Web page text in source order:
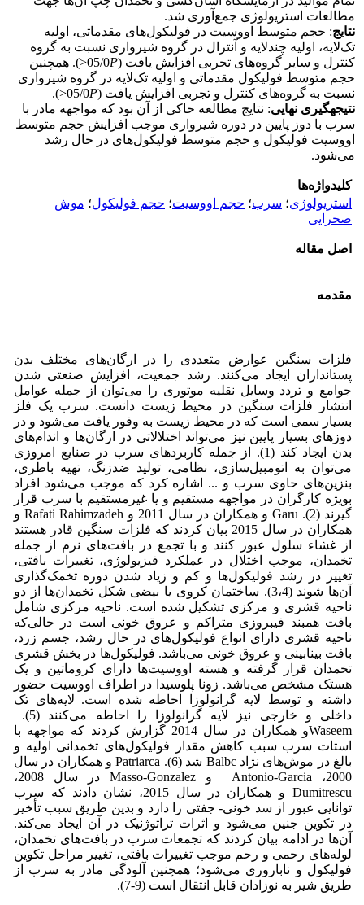
مطالعات استریولوژی جمع‌آوری شد.
نتایج: حجم متوسط اووسیت در فولیکول‌های مقدماتی، اولیه
تک‌لایه، اولیه چندلایه و آنترال در گروه شیرواری نسبت به گروه
کنترل و سایر گروه‌های تجربی افزایش یافت (05/0P
<). همچنین
حجم متوسط فولیکول مقدماتی و اولیه تک‌لایه در گروه شیرواری
نسبت به گروه‌های کنترل و تجربی افزایش یافت (05/0P
<).
نتیجه­گیری نهایی: نتایج مطالعه حاکی از آن بود که مواجهه مادر با
سرب با دوز پایین در دوره شیرواری موجب افزایش حجم متوسط
اووسیت فولیکول و حجم متوسط فولیکول‌های در حال رشد
می‌شود.
کلیدواژه‌ها
استریولوژی؛ سرب؛ حجم اووسیت؛ حجم فولیکول؛ موش
صحرایی
اصل مقاله
مقدمه
فلزات سنگین عوارض متعددی را در ارگان‌های مختلف بدن
پستانداران ایجاد می‌کنند. رشد جمعیت، افزایش صنعتی شدن
جوامع و تردد وسایل نقلیه موتوری را می‌توان از جمله عوامل
انتشار فلزات سنگین در محیط زیست دانست. سرب یک فلز
بسیار سمی است که در محیط زیست به وفور یافت می‌شود و در
دوزهای بسیار پایین نیز می‌تواند اختلالاتی در ارگان‌ها و اندام‌های
بدن ایجاد کند (1). از جمله کاربردهای سرب در صنایع امروزی
می‌توان به اتومبیل‌سازی، نظامی، تولید ضدزنگ، تهیه باطری،
بنزین‌های حاوی سرب و ... اشاره کرد که موجب می‌شود افراد
بویژه کارگران در مواجهه مستقیم و یا غیرمستقیم با سرب قرار
گیرند (2). Garu و همکاران در سال 2011 و Rafati Rahimzadeh و
همکاران در سال 2015 بیان کردند که فلزات سنگین قادر هستند
از غشاء سلول عبور کنند و با تجمع در بافت‌های نرم از جمله
تخمدان، موجب اختلال در عملکرد فیزیولوژی، تغییرات بافتی،
تغییر در رشد فولیکول‌ها و کم و زیاد شدن دوره تخمک‌گذاری
آن‌ها شوند (3،4). ساختمان کروی یا بیضی شکل تخمدان‌ها از دو
ناحیه قشری و مرکزی تشکیل شده است. ناحیه مرکزی شامل
بافت همبند فیبروزی متراکم و عروق خونی است در حالی‌که
ناحیه قشری دارای انواع فولیکول‌های در حال رشد، جسم زرد،
بافت بینابینی و عروق خونی می‌باشد. فولیکول‌ها در بخش قشری
تخمدان قرار گرفته و هسته اووسیت‌ها دارای کروماتین و یک
هستک مشخص می‌باشد. زونا پلوسیدا در اطراف اووسیت حضور
داشته و توسط لایه گرانولوزا احاطه شده است. لایه‌های تک
داخلی و خارجی نیز لایه گرانولوزا را احاطه می‌کنند (5). ‌
Waseemو همکاران در سال 2014 گزارش کردند که مواجهه با
استات سرب سبب کاهش مقدار فولیکول‌های تخمدانی اولیه و
بالغ در موش‌های نژاد Balbc شد (6). Patriarca و همکاران در سال
2000، Antonio-Garcia و Masso-Gonzalez در سال 2008،
Dumitrescu و همکاران در سال 2015، نشان دادند که سرب
توانایی عبور از سد خونی- جفتی را دارد و بدین طریق سبب تأخیر
در تکوین جنین می‌شود و اثرات تراتوژنیک در آن ایجاد می‌کند.
آن‌ها در ادامه بیان کردند که تجمعات سرب در بافت‌های تخمدان،
لوله‌های رحمی و رحم موجب تغییرات بافتی، تغییر مراحل تکوین
فولیکول و ناباروری می‌شود؛ همچنین آلودگی مادر به سرب از
طریق شیر به نوزادان قابل انتقال است (9-7).